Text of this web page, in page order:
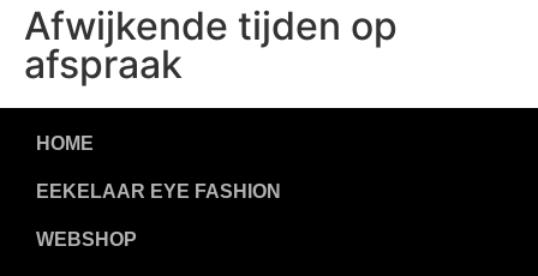
Afwijkende tijden op
afspraak
HOME
EEKELAAR EYE FASHION
WEBSHOP